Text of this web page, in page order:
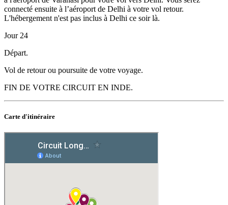
connecté ensuite à l’aéroport de Delhi à votre vol retour.
L'hébergement n'est pas inclus à Delhi ce soir là.
Jour 24
Départ.
Vol de retour ou poursuite de votre voyage.
FIN DE VOTRE CIRCUIT EN INDE.
Carte d'itinéraire